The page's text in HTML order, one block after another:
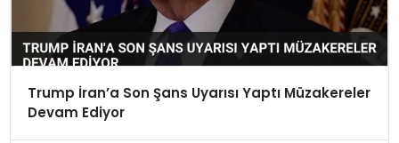
Trump İran’a Son Şans Uyarısı Yaptı Müzakereler
Devam Ediyor